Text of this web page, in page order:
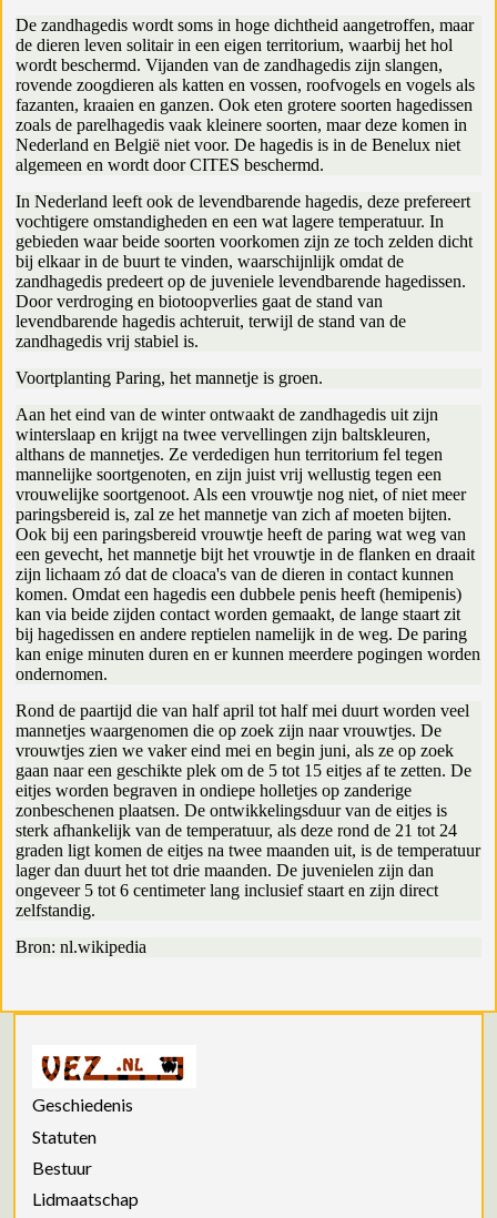
De zandhagedis wordt soms in hoge dichtheid aangetroffen, maar
de dieren leven solitair in een eigen territorium, waarbij het hol
wordt beschermd. Vijanden van de zandhagedis zijn slangen,
rovende zoogdieren als katten en vossen, roofvogels en vogels als
fazanten, kraaien en ganzen. Ook eten grotere soorten hagedissen
zoals de parelhagedis vaak kleinere soorten, maar deze komen in
Nederland en België niet voor. De hagedis is in de Benelux niet
algemeen en wordt door CITES beschermd.
In Nederland leeft ook de levendbarende hagedis, deze prefereert
vochtigere omstandigheden en een wat lagere temperatuur. In
gebieden waar beide soorten voorkomen zijn ze toch zelden dicht
bij elkaar in de buurt te vinden, waarschijnlijk omdat de
zandhagedis predeert op de juveniele levendbarende hagedissen.
Door verdroging en biotoopverlies gaat de stand van
levendbarende hagedis achteruit, terwijl de stand van de
zandhagedis vrij stabiel is.
Voortplanting Paring, het mannetje is groen.
Aan het eind van de winter ontwaakt de zandhagedis uit zijn
winterslaap en krijgt na twee vervellingen zijn baltskleuren,
althans de mannetjes. Ze verdedigen hun territorium fel tegen
mannelijke soortgenoten, en zijn juist vrij wellustig tegen een
vrouwelijke soortgenoot. Als een vrouwtje nog niet, of niet meer
paringsbereid is, zal ze het mannetje van zich af moeten bijten.
Ook bij een paringsbereid vrouwtje heeft de paring wat weg van
een gevecht, het mannetje bijt het vrouwtje in de flanken en draait
zijn lichaam zó dat de cloaca's van de dieren in contact kunnen
komen. Omdat een hagedis een dubbele penis heeft (hemipenis)
kan via beide zijden contact worden gemaakt, de lange staart zit
bij hagedissen en andere reptielen namelijk in de weg. De paring
kan enige minuten duren en er kunnen meerdere pogingen worden
ondernomen.
Rond de paartijd die van half april tot half mei duurt worden veel
mannetjes waargenomen die op zoek zijn naar vrouwtjes. De
vrouwtjes zien we vaker eind mei en begin juni, als ze op zoek
gaan naar een geschikte plek om de 5 tot 15 eitjes af te zetten. De
eitjes worden begraven in ondiepe holletjes op zanderige
zonbeschenen plaatsen. De ontwikkelingsduur van de eitjes is
sterk afhankelijk van de temperatuur, als deze rond de 21 tot 24
graden ligt komen de eitjes na twee maanden uit, is de temperatuur
lager dan duurt het tot drie maanden. De juvenielen zijn dan
ongeveer 5 tot 6 centimeter lang inclusief staart en zijn direct
zelfstandig.
Bron: nl.wikipedia
Geschiedenis
Statuten
Bestuur
Lidmaatschap